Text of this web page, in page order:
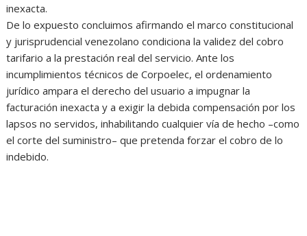
inexacta.
De lo expuesto concluimos afirmando el marco constitucional
y jurisprudencial venezolano condiciona la validez del cobro
tarifario a la prestación real del servicio. Ante los
incumplimientos técnicos de Corpoelec, el ordenamiento
jurídico ampara el derecho del usuario a impugnar la
facturación inexacta y a exigir la debida compensación por los
lapsos no servidos, inhabilitando cualquier vía de hecho –como
el corte del suministro– que pretenda forzar el cobro de lo
indebido.